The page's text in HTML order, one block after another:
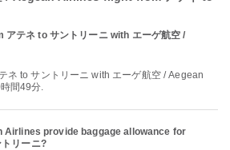
テネ to サントリーニ with エーゲ航空 /
間49分.
Airlines provide baggage allowance for
リーニ?